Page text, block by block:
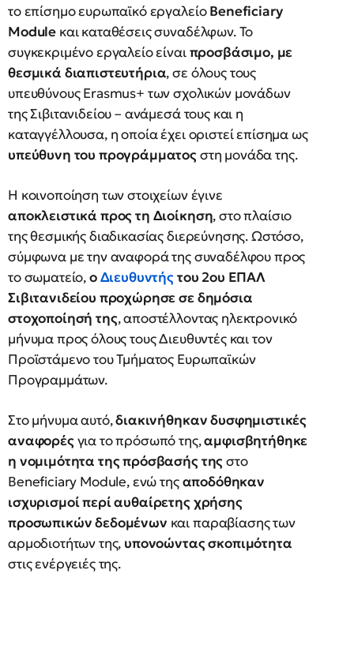
το επίσημο ευρωπαϊκό εργαλείοBeneficiary
Module και καταθέσεις συναδέλφων. Το
συγκεκριμένο εργαλείο είναιπροσβάσιμο, με
θεσμικά διαπιστευτήρια, σε όλους τους
υπευθύνους Erasmus+ των σχολικών μονάδων
της Σιβιτανιδείου – ανάμεσά τους και η
καταγγέλλουσα, η οποία έχει οριστεί επίσημα ως
υπεύθυνη του προγράμματοςστη μονάδα της.
Η κοινοποίηση των στοιχείων έγινε
αποκλειστικά προς τη Διοίκηση, στο πλαίσιο
της θεσμικής διαδικασίας διερεύνησης. Ωστόσο,
σύμφωνα με την αναφορά της συναδέλφου προς
το σωματείο,οΔιευθυντήςτου 2ου ΕΠΑΛ
Σιβιτανιδείου προχώρησε σε δημόσια
στοχοποίησή της, αποστέλλοντας ηλεκτρονικό
μήνυμα προς όλους τους Διευθυντές και τον
Προϊστάμενο του Τμήματος Ευρωπαϊκών
Προγραμμάτων.
Στο μήνυμα αυτό,διακινήθηκαν δυσφημιστικές
αναφορέςγια το πρόσωπό της,αμφισβητήθηκε
η νομιμότητα της πρόσβασής τηςστο
Beneficiary Module, ενώ τηςαποδόθηκαν
ισχυρισμοί περί αυθαίρετης χρήσης
προσωπικών δεδομένων και παραβίασης των
αρμοδιοτήτων της, υπονοώντας σκοπιμότητα
στις ενέργειές της.